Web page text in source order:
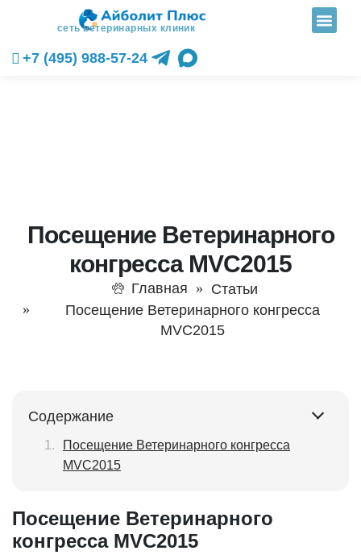
сеть ветеринарных клиник
+7 (495) 988-57-24
Посещение Ветеринарного
конгресса MVC2015
Главная
Статьи
Посещение Ветеринарного конгресса
MVC2015
Содержание
Посещение Ветеринарного конгресса
MVC2015
Посещение Ветеринарного
конгресса MVC2015